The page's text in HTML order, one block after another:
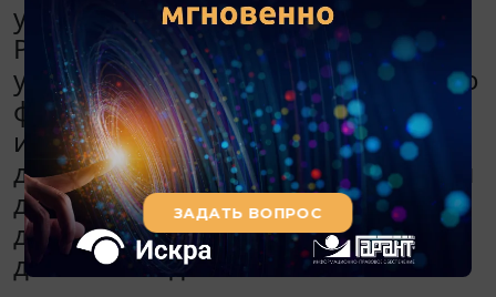
участком. Субъект права -
Российская Федерация. Земельный
участок относится к землям лесного
фонда с разрешенным
использованием: защитные леса,
для осуществления рекреационной
деятельности. Подпадает ли
данный земельный участок под
действие подп. 4 п. 2 ст. 389 НК РФ?